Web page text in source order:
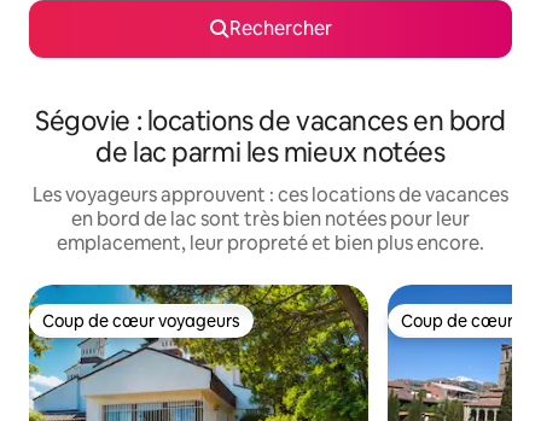
Rechercher
Ségovie : locations de vacances en bord
de lac parmi les mieux notées
Les voyageurs approuvent : ces locations de vacances
en bord de lac sont très bien notées pour leur
emplacement, leur propreté et bien plus encore.
Coup de cœur voyageurs
Coup de cœur voyageurs Coup de cœur
Coup de cœur